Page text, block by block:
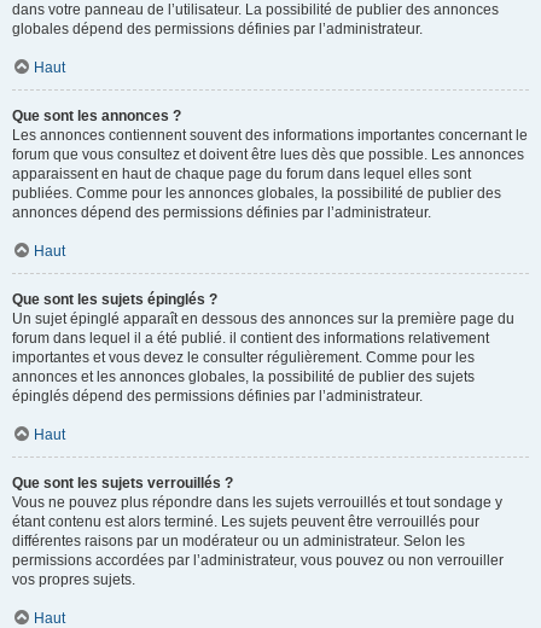
dans votre panneau de l’utilisateur. La possibilité de publier des annonces
globales dépend des permissions définies par l’administrateur.
Haut
Que sont les annonces ?
Les annonces contiennent souvent des informations importantes concernant le
forum que vous consultez et doivent être lues dès que possible. Les annonces
apparaissent en haut de chaque page du forum dans lequel elles sont
publiées. Comme pour les annonces globales, la possibilité de publier des
annonces dépend des permissions définies par l’administrateur.
Haut
Que sont les sujets épinglés ?
Un sujet épinglé apparaît en dessous des annonces sur la première page du
forum dans lequel il a été publié. il contient des informations relativement
importantes et vous devez le consulter régulièrement. Comme pour les
annonces et les annonces globales, la possibilité de publier des sujets
épinglés dépend des permissions définies par l’administrateur.
Haut
Que sont les sujets verrouillés ?
Vous ne pouvez plus répondre dans les sujets verrouillés et tout sondage y
étant contenu est alors terminé. Les sujets peuvent être verrouillés pour
différentes raisons par un modérateur ou un administrateur. Selon les
permissions accordées par l’administrateur, vous pouvez ou non verrouiller
vos propres sujets.
Haut